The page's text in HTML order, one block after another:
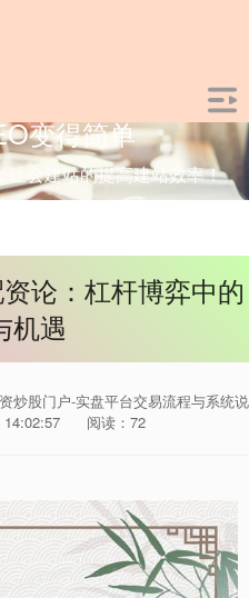
变得简单
会建站的提高建站效率！
论：杠杆博弈中的
机遇
炒股门户-实盘平台交易流程与系统说
阅读：72